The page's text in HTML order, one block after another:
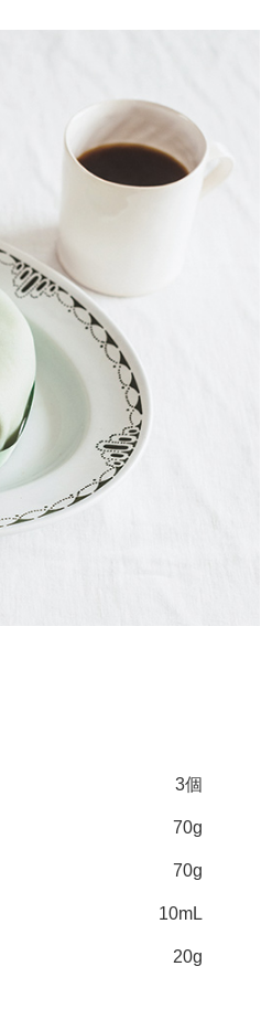
3個
70g
70g
10mL
20g